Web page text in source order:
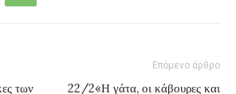
των
Επόμενο άρθρο
22/2«Η γάτα, οι κάβουρες και